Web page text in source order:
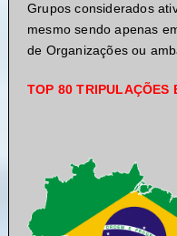
Grupos considerados
mesmo sendo apenas
de Organizações ou
TOP 80 TRIPULAÇÕES